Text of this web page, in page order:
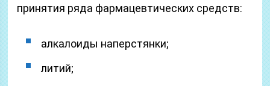
принятия ряда фармацевтических средств:
алкалоиды наперстянки;
литий;